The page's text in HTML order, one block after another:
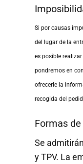
Si por causas
del lugar de la
es posible
pondremos en
ofrecerle la
recogida del
Formas
Se
y TPV. La